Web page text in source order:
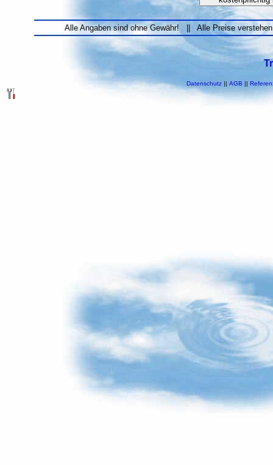
Alle Angaben sind ohne Gewähr! || Alle Preise
Datenschutz|| AGB ||